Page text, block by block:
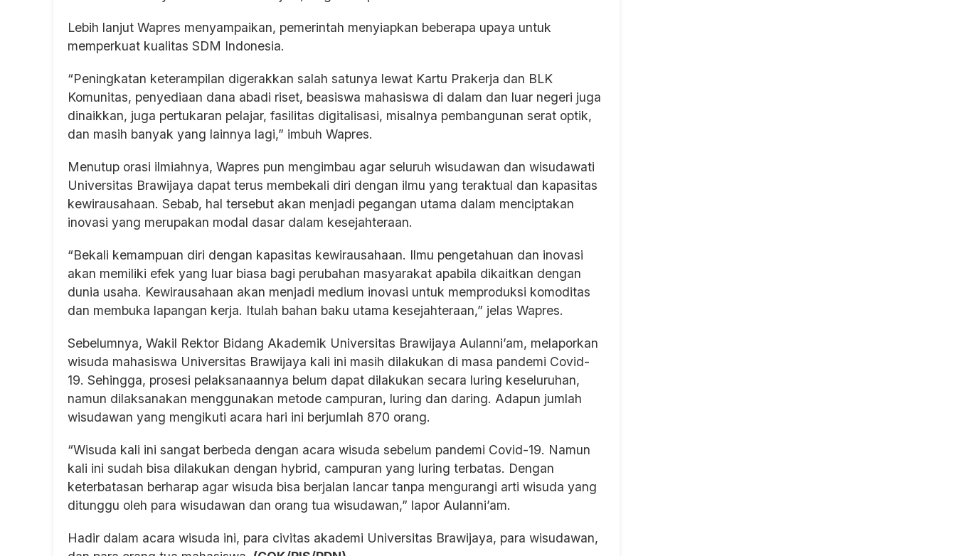
Lebih lanjut Wapres menyampaikan, pemerintah menyiapkan beberapa upaya untuk
memperkuat kualitas SDM Indonesia.
“Peningkatan keterampilan digerakkan salah satunya lewat Kartu Prakerja dan BLK
Komunitas, penyediaan dana abadi riset, beasiswa mahasiswa di dalam dan luar negeri juga
dinaikkan, juga pertukaran pelajar, fasilitas digitalisasi, misalnya pembangunan serat optik,
dan masih banyak yang lainnya lagi,” imbuh Wapres.
Menutup orasi ilmiahnya, Wapres pun mengimbau agar seluruh wisudawan dan wisudawati
Universitas Brawijaya dapat terus membekali diri dengan ilmu yang teraktual dan kapasitas
kewirausahaan. Sebab, hal tersebut akan menjadi pegangan utama dalam menciptakan
inovasi yang merupakan modal dasar dalam kesejahteraan.
“Bekali kemampuan diri dengan kapasitas kewirausahaan. Ilmu pengetahuan dan inovasi
akan memiliki efek yang luar biasa bagi perubahan masyarakat apabila dikaitkan dengan
dunia usaha. Kewirausahaan akan menjadi medium inovasi untuk memproduksi komoditas
dan membuka lapangan kerja. Itulah bahan baku utama kesejahteraan,” jelas Wapres.
Sebelumnya, Wakil Rektor Bidang Akademik Universitas Brawijaya Aulanni’am, melaporkan
wisuda mahasiswa Universitas Brawijaya kali ini masih dilakukan di masa pandemi Covid-
19. Sehingga, prosesi pelaksanaannya belum dapat dilakukan secara luring keseluruhan,
namun dilaksanakan menggunakan metode campuran, luring dan daring. Adapun jumlah
wisudawan yang mengikuti acara hari ini berjumlah 870 orang.
“Wisuda kali ini sangat berbeda dengan acara wisuda sebelum pandemi Covid-19. Namun
kali ini sudah bisa dilakukan dengan hybrid, campuran yang luring terbatas. Dengan
keterbatasan berharap agar wisuda bisa berjalan lancar tanpa mengurangi arti wisuda yang
ditunggu oleh para wisudawan dan orang tua wisudawan,” lapor Aulanni’am.
Hadir dalam acara wisuda ini, para civitas akademi Universitas Brawijaya, para wisudawan,